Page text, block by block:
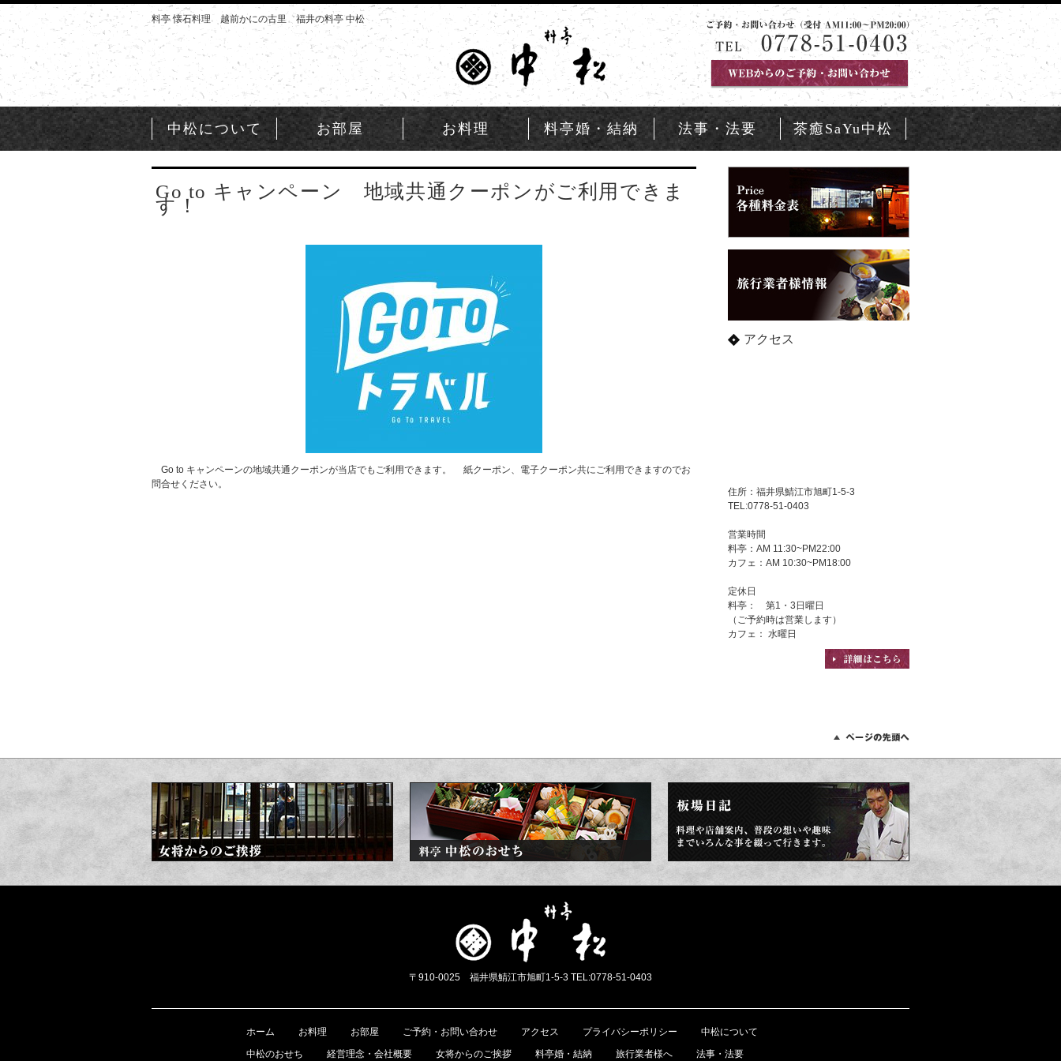
料亭 懐石料理 越前かにの古里 福井の料亭 中松
中松について お部屋 お料理 料亭婚・結納 法事・法要 茶癒SaYu中松
Go to キャンペーン 地域共通クーポンがご利用できま
す！
Go to キャンペーンの地域共通クーポンが当店でもご利用できます。 紙クーポン、電子クーポン共にご利用できますのでお
問合せください。
アクセス
住所：福井県鯖江市旭町1-5-3
TEL:0778-51-0403
営業時間
料亭：AM 11:30~PM22:00
カフェ：AM 10:30~PM18:00
定休日
料亭： 第1・3日曜日
（ご予約時は営業します）
カフェ： 水曜日
〒910-0025 福井県鯖江市旭町1-5-3 TEL:0778-51-0403
ホーム お料理 お部屋 ご予約・お問い合わせ アクセス プライバシーポリシー
中松について
中松のおせち
経営理念・会社概要 女将からのご挨拶 料亭婚・結納 旅行業者様へ 法事・法要